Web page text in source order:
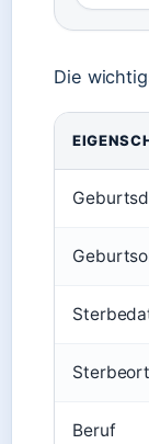
Die
Sterbeort
Beruf